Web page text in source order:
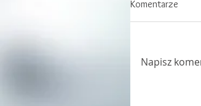
Komentarze
Napisz